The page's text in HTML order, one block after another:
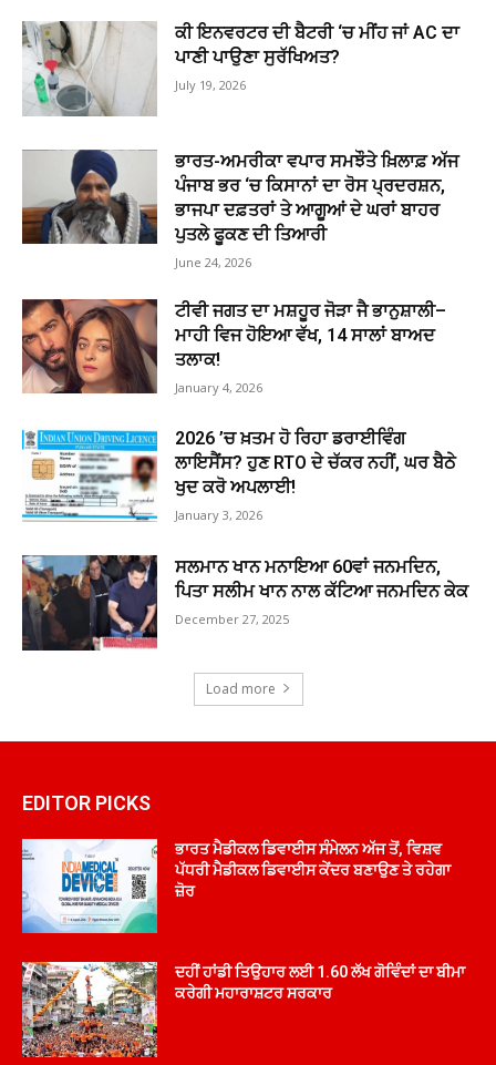
ਕੀ ਇਨਵਰਟਰ ਦੀ ਬੈਟਰੀ ‘ਚ ਮੀਂਹ ਜਾਂ AC ਦਾ
ਪਾਣੀ ਪਾਉਣਾ ਸੁਰੱਖਿਅਤ?
July 19, 2026
ਭਾਰਤ-ਅਮਰੀਕਾ ਵਪਾਰ ਸਮਝੌਤੇ ਖ਼ਿਲਾਫ਼ ਅੱਜ
ਪੰਜਾਬ ਭਰ ‘ਚ ਕਿਸਾਨਾਂ ਦਾ ਰੋਸ ਪ੍ਰਦਰਸ਼ਨ,
ਭਾਜਪਾ ਦਫ਼ਤਰਾਂ ਤੇ ਆਗੂਆਂ ਦੇ ਘਰਾਂ ਬਾਹਰ
ਪੁਤਲੇ ਫੂਕਣ ਦੀ ਤਿਆਰੀ
June 24, 2026
ਟੀਵੀ ਜਗਤ ਦਾ ਮਸ਼ਹੂਰ ਜੋੜਾ ਜੈ ਭਾਨੁਸ਼ਾਲੀ–
ਮਾਹੀ ਵਿਜ ਹੋਇਆ ਵੱਖ, 14 ਸਾਲਾਂ ਬਾਅਦ
ਤਲਾਕ!
January 4, 2026
2026 ’ਚ ਖ਼ਤਮ ਹੋ ਰਿਹਾ ਡਰਾਈਵਿੰਗ
ਲਾਇਸੈਂਸ? ਹੁਣ RTO ਦੇ ਚੱਕਰ ਨਹੀਂ, ਘਰ ਬੈਠੇ
ਖੁਦ ਕਰੋ ਅਪਲਾਈ!
January 3, 2026
ਸਲਮਾਨ ਖਾਨ ਮਨਾਇਆ 60ਵਾਂ ਜਨਮਦਿਨ,
ਪਿਤਾ ਸਲੀਮ ਖਾਨ ਨਾਲ ਕੱਟਿਆ ਜਨਮਦਿਨ ਕੇਕ
December 27, 2025
Load more
EDITOR PICKS
ਭਾਰਤ ਮੈਡੀਕਲ ਡਿਵਾਈਸ ਸੰਮੇਲਨ ਅੱਜ ਤੋਂ, ਵਿਸ਼ਵ
ਪੱਧਰੀ ਮੈਡੀਕਲ ਡਿਵਾਈਸ ਕੇਂਦਰ ਬਣਾਉਣ ਤੇ ਰਹੇਗਾ
ਜ਼ੋਰ
ਦਹੀਂ ਹਾਂਡੀ ਤਿਉਹਾਰ ਲਈ 1.60 ਲੱਖ ਗੋਵਿੰਦਾਂ ਦਾ ਬੀਮਾ
ਕਰੇਗੀ ਮਹਾਰਾਸ਼ਟਰ ਸਰਕਾਰ